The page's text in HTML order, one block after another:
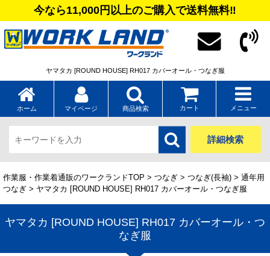
今なら11,000円以上のご購入で送料無料‼
ヤマタカ [ROUND HOUSE] RH017 カバーオール・つなぎ服
ホーム マイページ 商品検索 カート メニュー
詳細検索
作業服・作業着通販のワークランドTOP > つなぎ > つなぎ(長袖) > 通年用
つなぎ > ヤマタカ [ROUND HOUSE] RH017 カバーオール・つなぎ服
ヤマタカ [ROUND HOUSE] RH017 カバーオール・つ
なぎ服